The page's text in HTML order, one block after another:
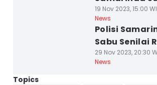
19 Nov 2023, 15:00
News
Polisi
Sabu Senilai
29 Nov 2023, 20:30
News
Topics